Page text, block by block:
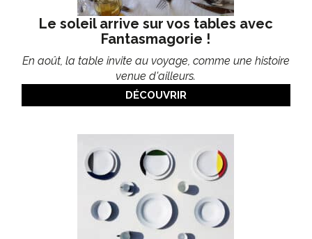
Le soleil arrive sur vos tables avec
Fantasmagorie !
En août, la table invite au voyage, comme une histoire
venue d'ailleurs.
DÉCOUVRIR